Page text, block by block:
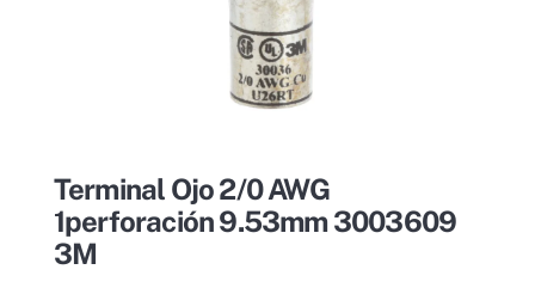
Terminal Ojo 2/0 AWG
1perforación 9.53mm 3003609
3M